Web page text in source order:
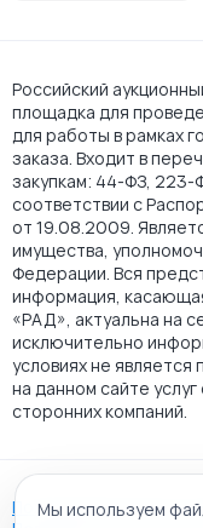
Российский
площадка для
для работы в рамках
заказа. Входит в
закупкам: 44-ФЗ, 223-
соответствии с
от 19.08.2009.
имущества,
Федерации. Вся
информация,
«РАД», актуальна на
исключительно
условиях не
на данном сайте
сторонних компаний.
Пользовательское
Мы используем